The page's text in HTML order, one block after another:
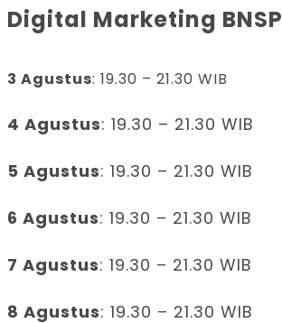
Digital Marketing BNSP
3 Agustus: 19.30 – 21.30 WIB
4 Agustus: 19.30 – 21.30 WIB
5 Agustus: 19.30 – 21.30 WIB
6 Agustus: 19.30 – 21.30 WIB
7 Agustus: 19.30 – 21.30 WIB
8 Agustus: 19.30 – 21.30 WIB